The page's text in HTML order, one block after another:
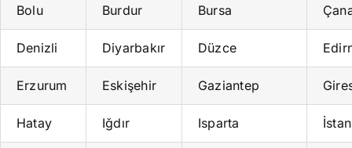
Bolu Burdur Bursa
Denizli Diyarbakır Düzce
Erzurum Eskişehir Gaziantep
Hatay Iğdır Isparta